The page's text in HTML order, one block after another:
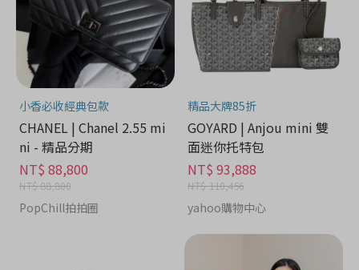
小香必收經典包款
CHANEL | Chanel 2.55 mi
ni - 精品分期
NT$ 88,800
NT$ 88,800
PopChill拍拍圈
精品大牌85折
GOYARD | Anjou mini 雙
面迷你托特包
NT$ 93,888
NT$ 110,456
yahoo購物中心